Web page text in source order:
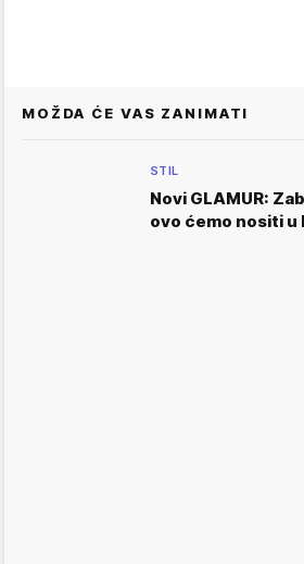
MOŽDA ĆE VAS ZANIMATI
STIL
Novi GLAMUR:
ovo ćemo nositi u